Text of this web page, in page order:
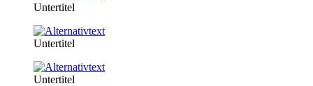
Untertitel
Untertitel
Untertitel